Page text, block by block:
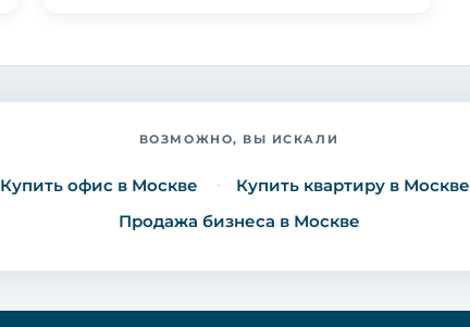
ВОЗМОЖНО, ВЫ ИСКАЛИ
Купить офис в Москве Купить квартиру в Москве
Продажа бизнеса в Москве